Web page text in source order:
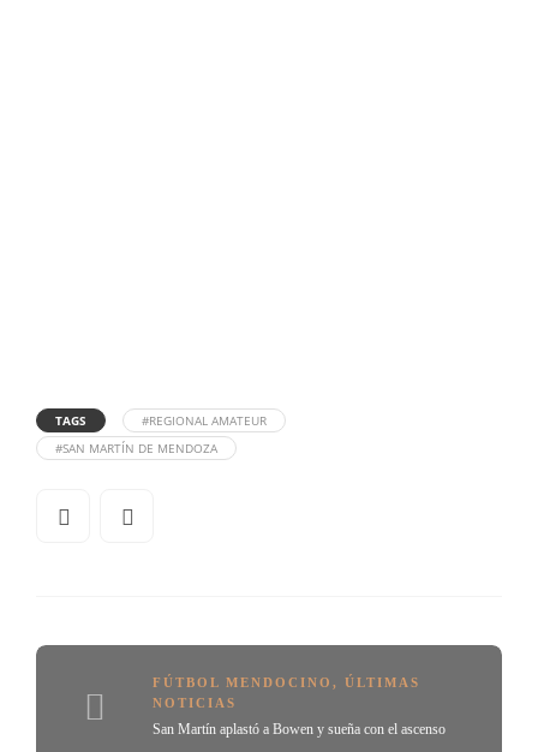
TAGS
#REGIONAL AMATEUR
#SAN MARTÍN DE MENDOZA
FÚTBOL MENDOCINO , ÚLTIMAS
NOTICIAS
San Martín aplastó a Bowen y sueña con el ascenso